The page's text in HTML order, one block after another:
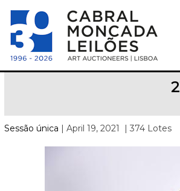
Sessão única | April 19, 2021 | 374 Lotes